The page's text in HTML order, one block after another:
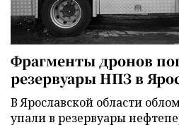
Фрагменты дронов
резервуары НПЗ в
В Ярославской области
упали в резервуары